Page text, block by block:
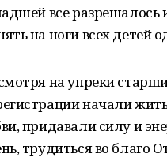
все
на ноги всех детей
на упреки
начали
придавали силу и
трудиться во благо